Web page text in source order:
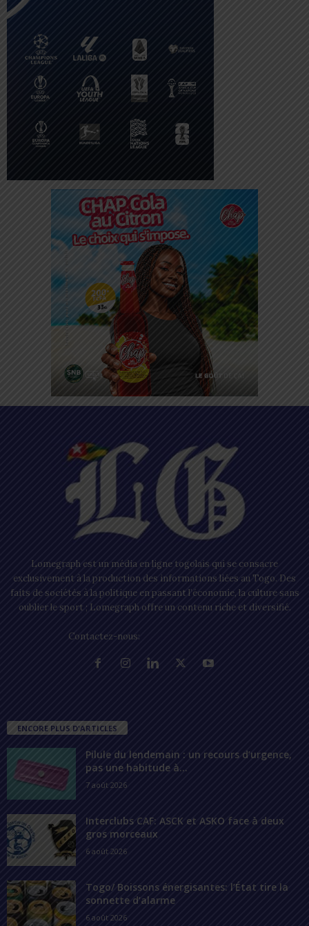
Lomegraph est un média en ligne togolais qui se consacre
exclusivement à la production des informations liées au Togo. Des
faits de sociétés à la politique en passant l’économie, la culture sans
oublier le sport ; Lomegraph offre un contenu riche et diversifié.
Contactez-nous:
ENCORE PLUS D'ARTICLES
Pilule du lendemain : un recours d’urgence,
pas une habitude à...
7 août 2026
Interclubs CAF: ASCK et ASKO face à deux
gros morceaux
6 août 2026
Togo/ Boissons énergisantes: l’État tire la
sonnette d’alarme
6 août 2026